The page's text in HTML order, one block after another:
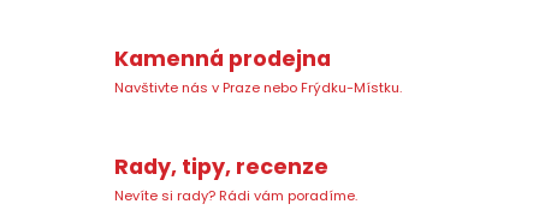
Kamenná prodejna
Navštivte nás v Praze nebo Frýdku-Místku.
Rady, tipy, recenze
Nevíte si rady? Rádi vám poradíme.